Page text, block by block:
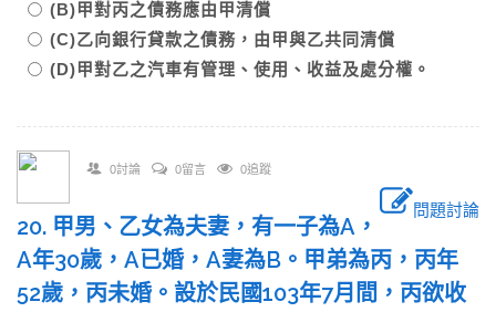
(B)甲對丙之債務應由甲清償
(C)乙向銀行貸款之債務，由甲與乙共同清償
(D)甲對乙之汽車有管理、使用、收益及處分權。
0討論 0留言 0追蹤
問題討論
20. 甲男、乙女為夫妻，有一子為A，
A年30歲，A已婚，A妻為B。甲弟為丙，丙年
52歲，丙未婚。設於民國103年7月間，丙欲收